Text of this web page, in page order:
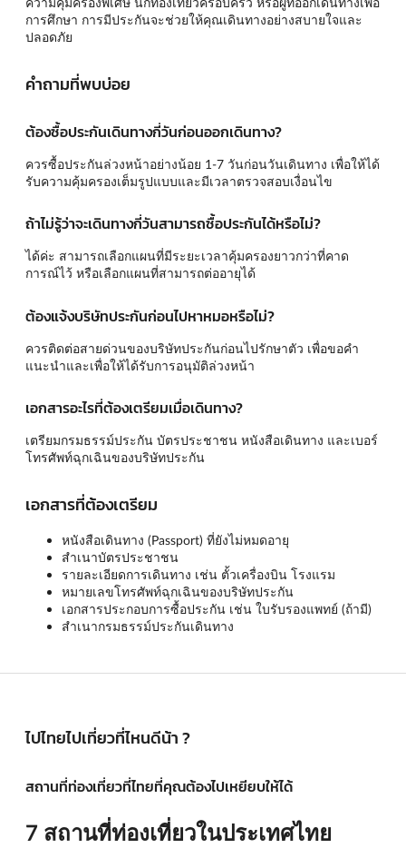
การศึกษา การมีประกันจะช่วยให้คุณเดินทางอย่างสบายใจและ
ปลอดภัย
คำถามที่พบบ่อย
ต้องซื้อประกันเดินทางกี่วันก่อนออกเดินทาง?
ควรซื้อประกันล่วงหน้าอย่างน้อย 1-7 วันก่อนวันเดินทาง เพื่อให้ได้
รับความคุ้มครองเต็มรูปแบบและมีเวลาตรวจสอบเงื่อนไข
ถ้าไม่รู้ว่าจะเดินทางกี่วันสามารถซื้อประกันได้หรือไม่?
ได้ค่ะ สามารถเลือกแผนที่มีระยะเวลาคุ้มครองยาวกว่าที่คาด
การณ์ไว้ หรือเลือกแผนที่สามารถต่ออายุได้
ต้องแจ้งบริษัทประกันก่อนไปหาหมอหรือไม่?
ควรติดต่อสายด่วนของบริษัทประกันก่อนไปรักษาตัว เพื่อขอคำ
แนะนำและเพื่อให้ได้รับการอนุมัติล่วงหน้า
เอกสารอะไรที่ต้องเตรียมเมื่อเดินทาง?
เตรียมกรมธรรม์ประกัน บัตรประชาชน หนังสือเดินทาง และเบอร์
โทรศัพท์ฉุกเฉินของบริษัทประกัน
เอกสารที่ต้องเตรียม
หนังสือเดินทาง (Passport) ที่ยังไม่หมดอายุ
สำเนาบัตรประชาชน
รายละเอียดการเดินทาง เช่น ตั้วเครื่องบิน โรงแรม
หมายเลขโทรศัพท์ฉุกเฉินของบริษัทประกัน
เอกสารประกอบการซื้อประกัน เช่น ใบรับรองแพทย์ (ถ้ามี)
สำเนากรมธรรม์ประกันเดินทาง
ไปไทยไปเที่ยวที่ไหนดีน้า ?
สถานที่ท่องเที่ยวที่ไทยที่คุณต้องไปเหยียบให้ได้
7 สถานที่ท่องเที่ยวในประเทศไทย